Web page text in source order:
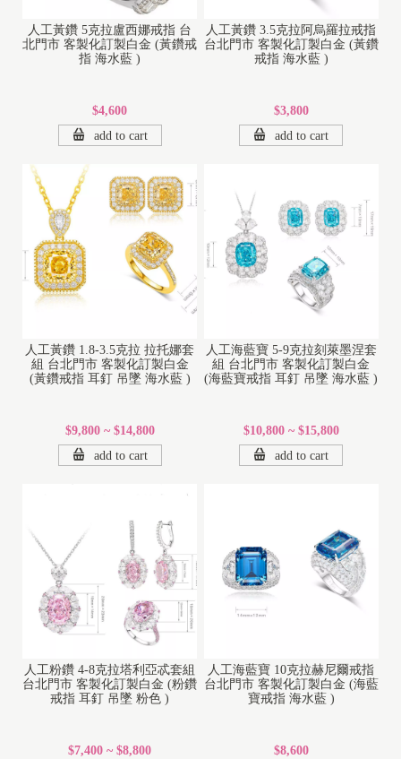
人工黃鑽 5克拉盧西娜戒指 台
北門市 客製化訂製白金 (黃鑽戒
指 海水藍 )
$4,600
add to cart
人工黃鑽 3.5克拉阿烏羅拉戒指
台北門市 客製化訂製白金 (黃鑽
戒指 海水藍 )
$3,800
add to cart
人工黃鑽 1.8-3.5克拉 拉托娜套
組 台北門市 客製化訂製白金
(黃鑽戒指 耳釘 吊墜 海水藍 )
$9,800 ~ $14,800
add to cart
人工海藍寶 5-9克拉刻萊墨涅套
組 台北門市 客製化訂製白金
(海藍寶戒指 耳釘 吊墜 海水藍 )
$10,800 ~ $15,800
add to cart
人工粉鑽 4-8克拉塔利亞忒套組
台北門市 客製化訂製白金 (粉鑽
戒指 耳釘 吊墜 粉色 )
$7,400 ~ $8,800
人工海藍寶 10克拉赫尼爾戒指
台北門市 客製化訂製白金 (海藍
寶戒指 海水藍 )
$8,600